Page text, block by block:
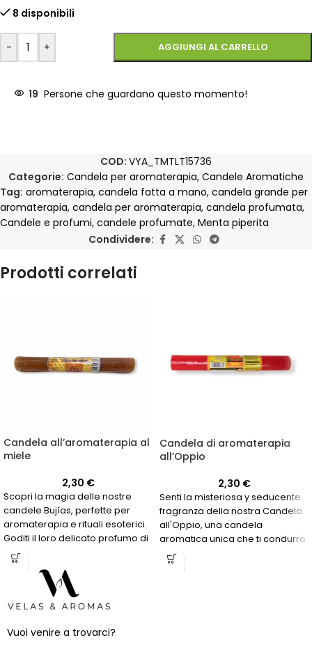
8 disponibili
- + AGGIUNGI AL CARRELLO
19 Persone che guardano questo momento!
COD: VYA_TMTLT15736
Categorie: Candela per aromaterapia, Candele Aromatiche
Tag: aromaterapia, candela fatta a mano, candela grande per
aromaterapia, candela per aromaterapia, candela profumata,
Candele e profumi, candele profumate, Menta piperita
Condividere:
Prodotti correlati
Candela all’aromaterapia al
miele
2,30 €
Scopri la magia delle nostre
candele Bujías, perfette per
aromaterapia e rituali esoterici.
Goditi il loro delicato profumo di
miele mentre ti rilassi per oltre
20 ore.
Candela di aromaterapia
all’Oppio
2,30 €
Senti la misteriosa y seducente
fragranza della nostra Candela
all'Oppio, una candela
aromatica unica che ti condurrà
in un mondo di sensazioni
intense e rilassanti.
Vuoi venire a trovarci?